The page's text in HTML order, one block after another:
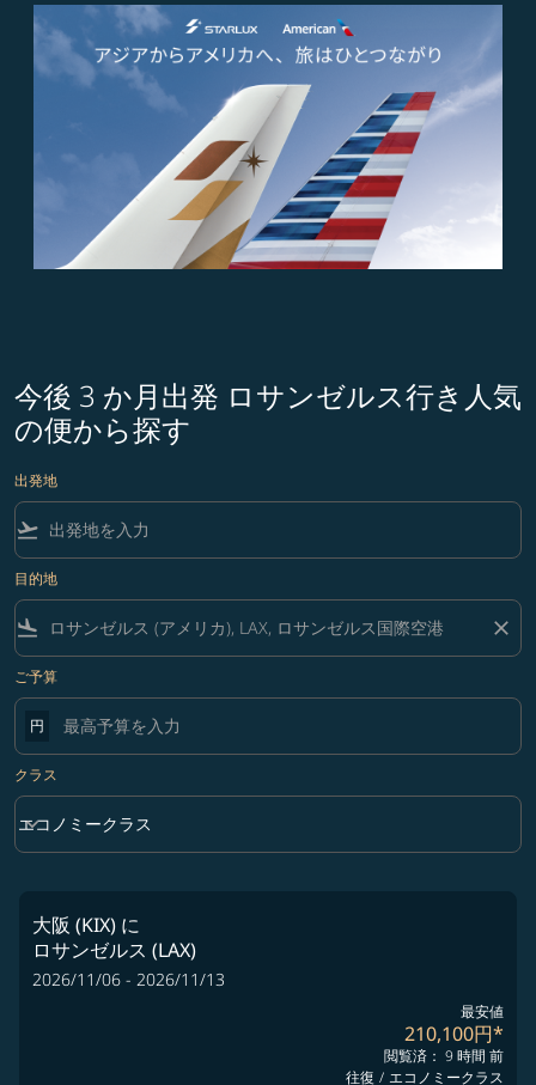
今後 3 か月出発 ロサンゼルス行き人気
の便から探す
出発地
flight_takeoff
目的地
flight_land close
ご予算
円
クラス
クラス option エコノミークラス Selected
エコノミークラス
keyboard_arrow_down
大阪 (KIX) に
ロサンゼルス (LAX)
2026/11/06 - 2026/11/13
最安値
210,100円*
閲覧済： 9 時間 前
往復 / エコノミークラス